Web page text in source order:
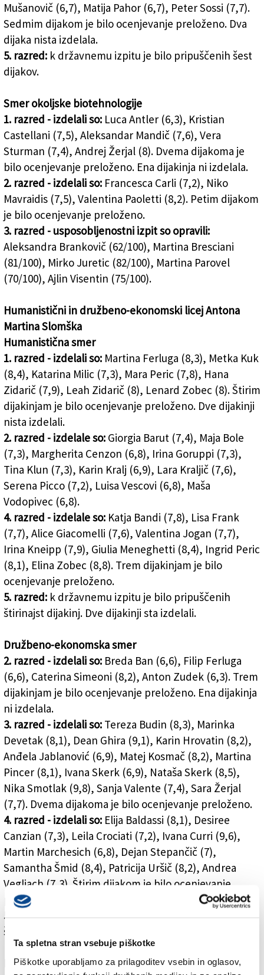
Ta spletna stran vsebuje piškotke
Piškotke uporabljamo za prilagoditev vsebin in oglasov,
Mušanovič (6,7), Matija Pahor (6,7), Peter Sossi (7,7).
Sedmim dijakom je bilo ocenjevanje preloženo. Dva
dijaka nista izdelala.
5. razred: k državnemu izpitu je bilo pripuščenih šest
dijakov.
Smer okoljske biotehnologije
1. razred - izdelali so: Luca Antler (6,3), Kristian
Castellani (7,5), Aleksandar Mandič (7,6), Vera
Sturman (7,4), Andrej Žerjal (8). Dvema dijakoma je
bilo ocenjevanje preloženo. Ena dijakinja ni izdelala.
2. razred - izdelali so: Francesca Carli (7,2), Niko
Mavraidis (7,5), Valentina Paoletti (8,2). Petim dijakom
je bilo ocenjevanje preloženo.
3. razred - usposobljenostni izpit so opravili:
Aleksandra Brankovič (62/100), Martina Bresciani
(81/100), Mirko Juretic (82/100), Martina Parovel
(70/100), Ajlin Visentin (75/100).
Humanistični in družbeno-ekonomski licej Antona
Martina Slomška
Humanistična smer
1. razred - izdelali so: Martina Ferluga (8,3), Metka Kuk
(8,4), Katarina Milic (7,3), Mara Peric (7,8), Hana
Zidarič (7,9), Leah Zidarič (8), Lenard Zobec (8). Štirim
dijakinjam je bilo ocenjevanje preloženo. Dve dijakinji
nista izdelali.
2. razred - izdelale so: Giorgia Barut (7,4), Maja Bole
(7,3), Margherita Cenzon (6,8), Irina Goruppi (7,3),
Tina Klun (7,3), Karin Kralj (6,9), Lara Kraljič (7,6),
Serena Picco (7,2), Luisa Vescovi (6,8), Maša
Vodopivec (6,8).
4. razred - izdelale so: Katja Bandi (7,8), Lisa Frank
(7,7), Alice Giacomelli (7,6), Valentina Jogan (7,7),
Irina Kneipp (7,9), Giulia Meneghetti (8,4), Ingrid Peric
(8,1), Elina Zobec (8,8). Trem dijakinjam je bilo
ocenjevanje preloženo.
5. razred: k državnemu izpitu je bilo pripuščenih
štirinajst dijakinj. Dve dijakinji sta izdelali.
Družbeno-ekonomska smer
2. razred - izdelali so: Breda Ban (6,6), Filip Ferluga
(6,6), Caterina Simeoni (8,2), Anton Zudek (6,3). Trem
dijakinjam je bilo ocenjevanje preloženo. Ena dijakinja
ni izdelala.
3. razred - izdelali so: Tereza Budin (8,3), Marinka
Devetak (8,1), Dean Ghira (9,1), Karin Hrovatin (8,2),
Anđela Jablanović (6,9), Matej Kosmač (8,2), Martina
Pincer (8,1), Ivana Skerk (6,9), Nataša Skerk (8,5),
Nika Smotlak (9,8), Sanja Valente (7,4), Sara Žerjal
(7,7). Dvema dijakoma je bilo ocenjevanje preloženo.
4. razred - izdelali so: Elija Baldassi (8,1), Desiree
Canzian (7,3), Leila Crociati (7,2), Ivana Curri (9,6),
Martin Marchesich (6,8), Dejan Stepančič (7),
Samantha Šmid (8,4), Patricija Uršič (8,2), Andrea
Vegliach (7,3). Štirim dijakom je bilo ocenjevanje
preloženo.
5. razred:
šestnajst dijakov.
Licej Franceta Prešerna